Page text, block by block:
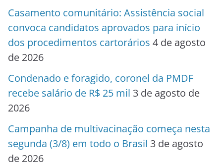
Casamento comunitário: Assistência social
convoca candidatos aprovados para início
dos procedimentos cartorários 4 de agosto
de 2026
Condenado e foragido, coronel da PMDF
recebe salário de R$ 25 mil 3 de agosto de
2026
Campanha de multivacinação começa nesta
segunda (3/8) em todo o Brasil 3 de agosto
de 2026